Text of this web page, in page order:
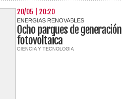
20/05 | 20:20
ENERGIAS RENOVABLES
Ocho parques de generación
fotovoltaica
CIENCIA Y TECNOLOGIA